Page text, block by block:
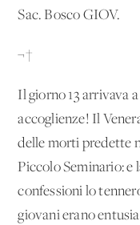
Sac. Bosco GIOV.
¬†
Il giorno 13 arrivava
accoglienze! Il
delle morti predette
Piccolo Seminario: e
confessioni lo
giovani erano